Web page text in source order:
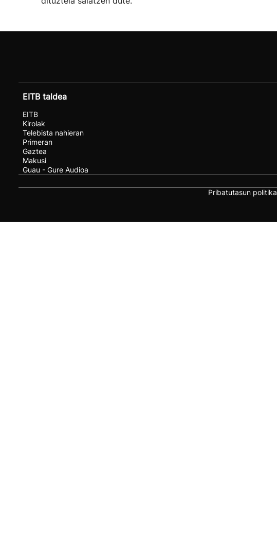
EITB taldea
EITB
Kirolak
Telebista nahieran
Primeran
Gaztea
Makusi
Guau - Gure Audioa
Pribatutasun politika